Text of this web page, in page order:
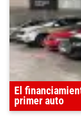
El
primer auto